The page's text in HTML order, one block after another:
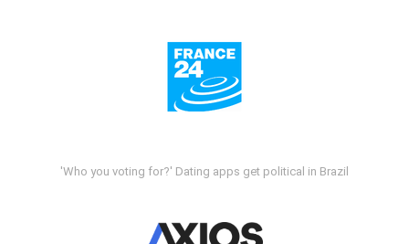
'Who you voting for?' Dating apps get political in Brazil